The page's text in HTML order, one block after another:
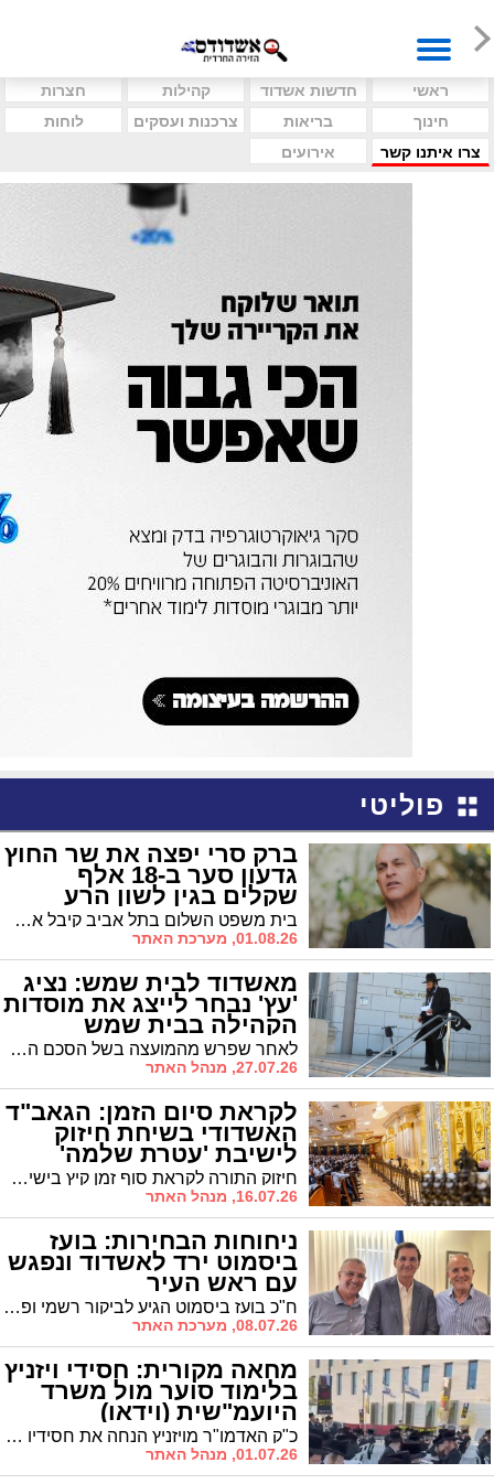
ראשי חדשות אשדוד קהילות
חצרות
חינוך
בריאות צרכנות ועסקים
לוחות
צרו איתנו קשר
אירועים
פוליטי
ברק סרי יפצה את שר החוץ
גדעון סער ב-18 אלף
שקלים בגין לשון הרע
בית משפט השלום בתל אביב קיבל את תביעת לשון הרע שהגיש שר החוץ, גדעון סער, נגד הפרשן האשדודי ברק סרי, וחייב את האחרון לשלם לו פיצוי בסך 18 אלף שקלים. מנגד, תביעתה של רעיית השר, גאולה אבן סער, נדחתה
01.08.26, מערכת האתר
מאשדוד לבית שמש: נציג
'עץ' נבחר לייצג את מוסדות
הקהילה בבית שמש
לאחר שפרש מהמועצה בשל הסכם הרוטציה הפנימי ב'אגודת ישראל', הוטל על ר' אברהם יונה שטרנפלד תפקיד חדש: ייצוג קהילת 'עץ' בבית שמש
27.07.26, מנהל האתר
לקראת סיום הזמן: הגאב"ד
האשדודי בשיחת חיזוק
לישיבת 'עטרת שלמה'
חיזוק התורה לקראת סוף זמן קיץ בישיבת "עטרת שלמה" עם גאב"ד אשדוד הגרי"ב שרייבר שליט"א
16.07.26, מנהל האתר
ניחוחות הבחירות: בועז
ביסמוט ירד לאשדוד ונפגש
עם ראש העיר
ח"כ בועז ביסמוט הגיע לביקור רשמי ופוליטי באשדוד, שם נועד לשיחת תיאום עם ראש העירייה ד"ר יחיאל לסרי ויו"ר סניף הליכוד המקומי אשר נהון. בפגישה תוארו אתגרי העיר לצד היערכות המפלגה באשדו לקראת מערכת הבחירות הכללית
08.07.26, מערכת האתר
מחאה מקורית: חסידי ויזניץ
בלימוד סוער מול משרד
היועמ"שית (וידאו)
כ"ק האדמו"ר מויזניץ הנחה את חסידיו להפגין בדרך מקורית: לקבוע את לימודם מול משרדה של היועמשית. צפו
01.07.26, מנהל האתר